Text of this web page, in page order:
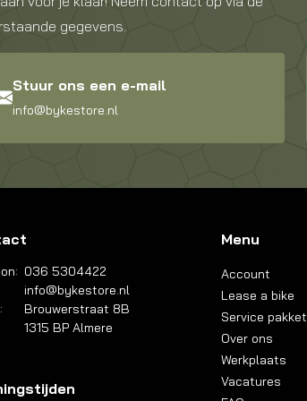
gegevens.
Stuur ons een e-mail
info@bykestore.nl
036 5304422
info@bykestore.nl
Brouwerstraat 8B
1315 BP Almere
Menu
Account
Lease a bike
Service pakket
Over ons
Werkplaats
Vacatures